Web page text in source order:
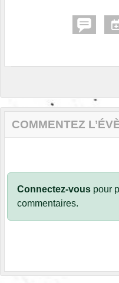
COMMENTEZ
Connectez-vous pour
commentaires.